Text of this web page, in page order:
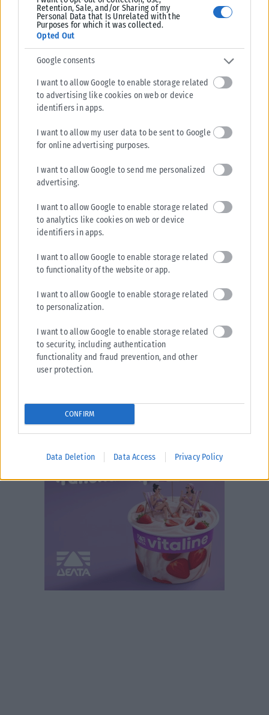
Retention, Sale, and/or Sharing of my
Personal Data that Is Unrelated with the
Purposes for which it was collected.
Opted Out
Google consents
I want to allow Google to enable storage related
to advertising like cookies on web or device
identifiers in apps.
I want to allow my user data to be sent to Google
for online advertising purposes.
I want to allow Google to send me personalized
advertising.
I want to allow Google to enable storage related
to analytics like cookies on web or device
identifiers in apps.
I want to allow Google to enable storage related
to functionality of the website or app.
I want to allow Google to enable storage related
to personalization.
I want to allow Google to enable storage related
to security, including authentication
functionality and fraud prevention, and other
user protection.
CONFIRM
Data Deletion Data Access Privacy Policy